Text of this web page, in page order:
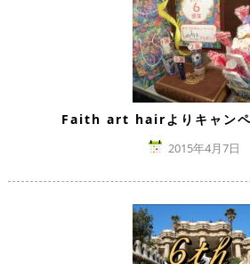
Faith art hairよりキャンペ
2015年4月7日